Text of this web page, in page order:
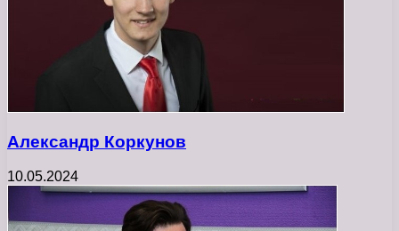
Александр Коркунов
10.05.2024